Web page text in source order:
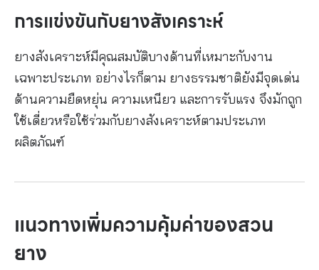
การแข่งขันกับยางสังเคราะห์
ยางสังเคราะห์มีคุณสมบัติบางด้านที่เหมาะกับงาน
เฉพาะประเภท อย่างไรก็ตาม ยางธรรมชาติยังมีจุดเด่น
ด้านความยืดหยุ่น ความเหนียว และการรับแรง จึงมักถูก
ใช้เดี่ยวหรือใช้ร่วมกับยางสังเคราะห์ตามประเภท
ผลิตภัณฑ์
แนวทางเพิ่มความคุ้มค่าของสวน
ยาง